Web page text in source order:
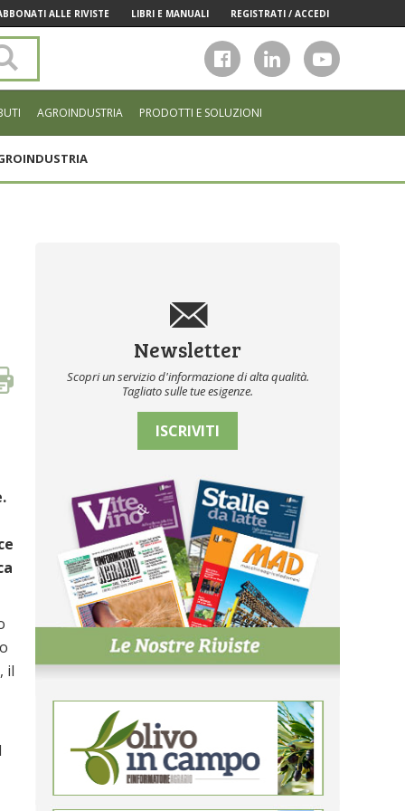
ALLE RIVISTE LIBRI E MANUALI REGISTRATI / ACCEDI
sito
AGROINDUSTRIA PRODOTTI E SOLUZIONI
il
Newsletter
Scopri un servizio d'informazione di alta qualità.
Tagliato sulle tue esigenze.
ISCRIVITI